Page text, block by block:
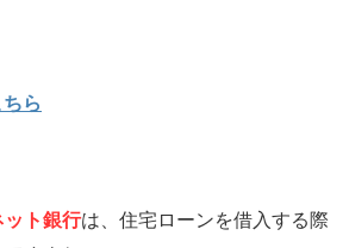
ら
ト銀行は、住宅ローンを借入する際